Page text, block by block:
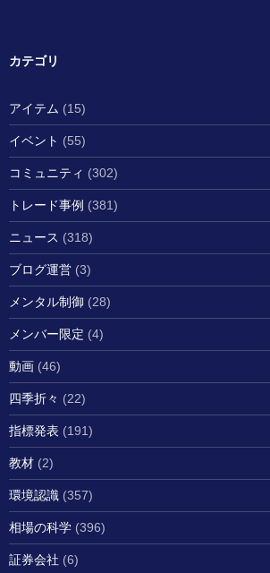
カテゴリ
アイテム (15)
イベント (55)
コミュニティ (302)
トレード事例 (381)
ニュース (318)
ブログ運営 (3)
メンタル制御 (28)
メンバー限定 (4)
動画 (46)
四季折々 (22)
指標発表 (191)
教材 (2)
環境認識 (357)
相場の科学 (396)
証券会社 (6)